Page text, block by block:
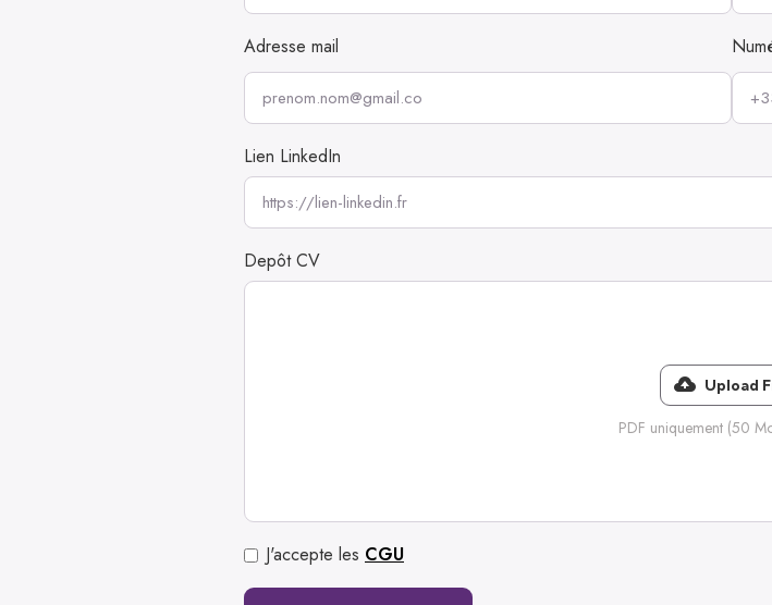
Adresse mail
Lien LinkedIn
Depôt CV
Upload
PDF uniquement (50
J'accepte les CGU